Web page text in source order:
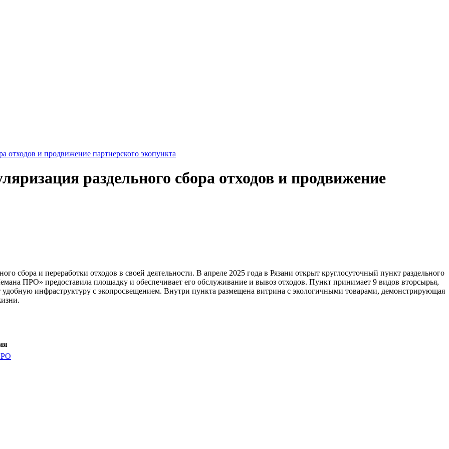
отходов и продвижение партнерского экопункта
раздельного сбора отходов и продвижение
сбора и переработки отходов в своей деятельности. В апреле 2025 года в Рязани открыт круглосуточный пункт раздельного
ПРО» предоставила площадку и обеспечивает его обслуживание и вывоз отходов. Пункт принимает 9 видов вторсырья,
инфраструктуру с экопросвещением. Внутри пункта размещена витрина с экологичными товарами, демонстрирующая